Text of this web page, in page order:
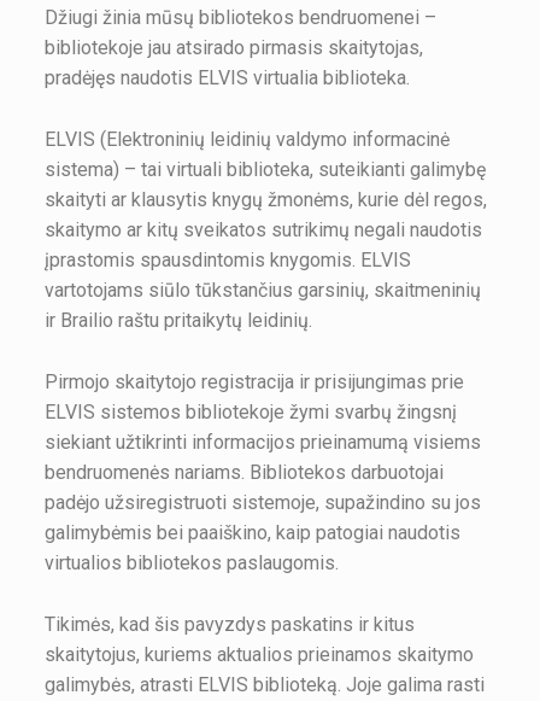
Džiugi žinia mūsų bibliotekos bendruomenei –
bibliotekoje jau atsirado pirmasis skaitytojas,
pradėjęs naudotis ELVIS virtualia biblioteka.
ELVIS (Elektroninių leidinių valdymo informacinė
sistema) – tai virtuali biblioteka, suteikianti galimybę
skaityti ar klausytis knygų žmonėms, kurie dėl regos,
skaitymo ar kitų sveikatos sutrikimų negali naudotis
įprastomis spausdintomis knygomis. ELVIS
vartotojams siūlo tūkstančius garsinių, skaitmeninių
ir Brailio raštu pritaikytų leidinių.
Pirmojo skaitytojo registracija ir prisijungimas prie
ELVIS sistemos bibliotekoje žymi svarbų žingsnį
siekiant užtikrinti informacijos prieinamumą visiems
bendruomenės nariams. Bibliotekos darbuotojai
padėjo užsiregistruoti sistemoje, supažindino su jos
galimybėmis bei paaiškino, kaip patogiai naudotis
virtualios bibliotekos paslaugomis.
Tikimės, kad šis pavyzdys paskatins ir kitus
skaitytojus, kuriems aktualios prieinamos skaitymo
galimybės, atrasti ELVIS biblioteką. Joje galima rasti